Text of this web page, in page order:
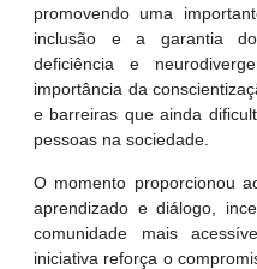
promovendo uma
inclusão e a garantia
deficiência e
importância da
e barreiras que ainda
pessoas na sociedade.
O momento proporcionou
aprendizado e diálogo,
comunidade mais
iniciativa reforça o